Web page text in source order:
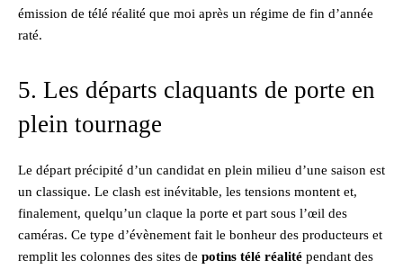
émission de télé réalité que moi après un régime de fin d’année
raté.
5. Les départs claquants de porte en
plein tournage
Le départ précipité d’un candidat en plein milieu d’une saison est
un classique. Le clash est inévitable, les tensions montent et,
finalement, quelqu’un claque la porte et part sous l’œil des
caméras. Ce type d’évènement fait le bonheur des producteurs et
remplit les colonnes des sites de potins télé réalité pendant des